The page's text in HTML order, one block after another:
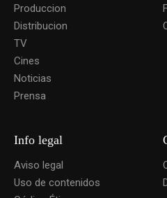
Produccion
Distribucion
TV
Cines
Noticias
Prensa
Info legal
Aviso legal
Uso de contenidos